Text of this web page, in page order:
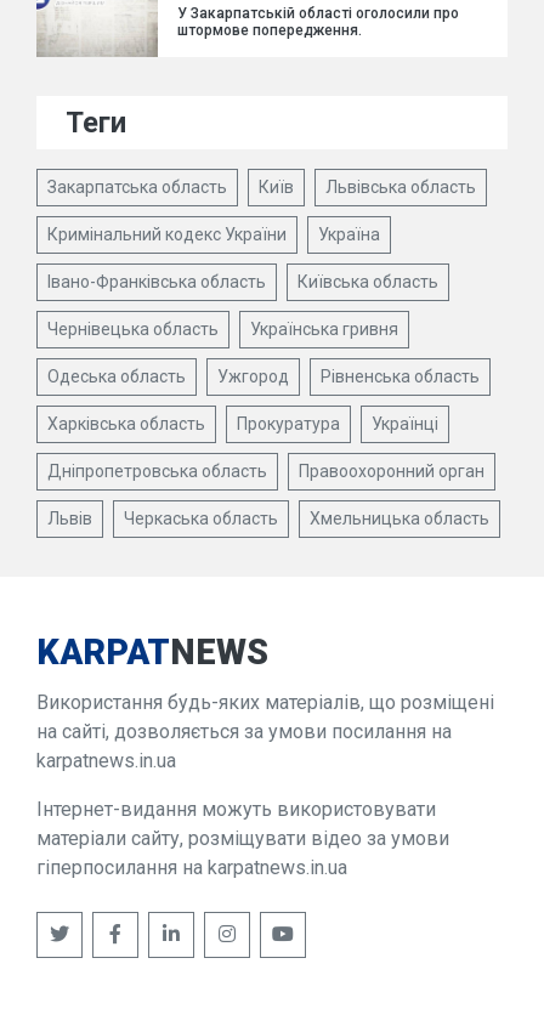
У Закарпатській області оголосили про
штормове попередження.
Теги
Закарпатська область Київ Львівська область
Кримінальний кодекс України Україна
Івано-Франківська область Київська область
Чернівецька область Українська гривня
Одеська область Ужгород Рівненська область
Харківська область Прокуратура Українці
Дніпропетровська область Правоохоронний орган
Львів Черкаська область Хмельницька область
KARPATNEWS
Використання будь-яких матеріалів, що розміщені
на сайті, дозволяється за умови посилання на
karpatnews.in.ua
Інтернет-видання можуть використовувати
матеріали сайту, розміщувати відео за умови
гіперпосилання на karpatnews.in.ua